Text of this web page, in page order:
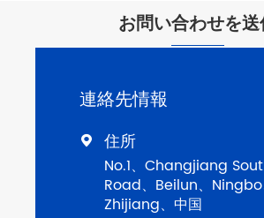
お問い合わせを
連絡先情報
 住所
No.1、Changjiang
Road、Beilun、Ningbo
Zhijiang、中国